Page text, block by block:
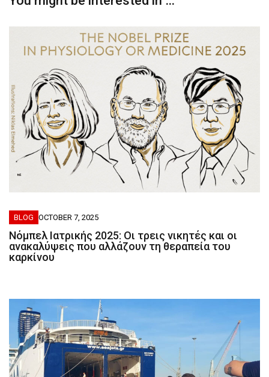
BLOG OCTOBER 7, 2025
Νόμπελ Ιατρικής 2025: Οι τρεις νικητές και οι
ανακαλύψεις που αλλάζουν τη θεραπεία του
καρκίνου